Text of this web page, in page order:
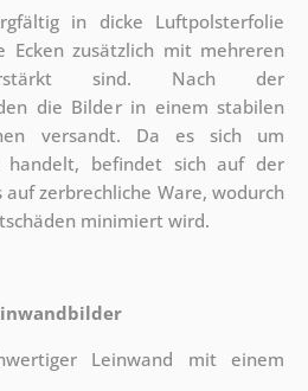
in dicke Luftpolsterfolie
Ecken zusätzlich mit mehreren
sind. Nach der
die Bilder in einem stabilen
versandt. Da es sich um
handelt, befindet sich auf der
zerbrechliche Ware, wodurch
minimiert wird.
Leinwand mit einem